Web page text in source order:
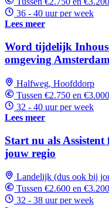
36 - 40 uur per week
Lees meer
Word tijdelijk
omgeving Amsterdam
Halfweg, Hoofddorp
Tussen €2.750 en
32 - 40 uur per week
Lees meer
Start nu als
jouw regio
Landelijk (dus ook bij
Tussen €2.600 en
32 - 38 uur per week